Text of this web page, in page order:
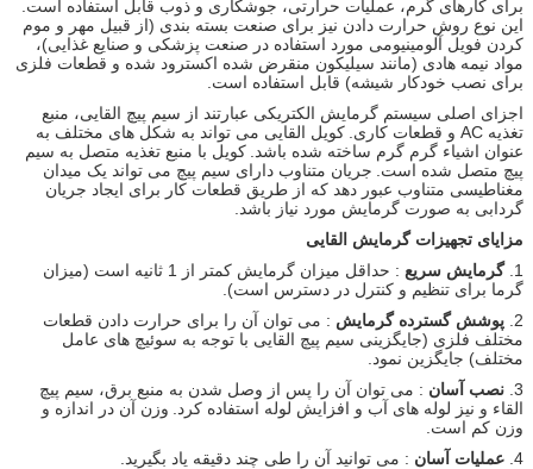
برای کارهای گرم، عملیات حرارتی، جوشکاری و ذوب قابل استفاده است.
این نوع روش حرارت دادن نیز برای صنعت بسته بندی (از قبیل مهر و موم
کردن فویل آلومینیومی مورد استفاده در صنعت پزشکی و صنایع غذایی)،
مواد نیمه هادی (مانند سیلیکون منقرض شده اکسترود شده و قطعات فلزی
برای نصب خودکار شیشه) قابل استفاده است.
اجزای اصلی سیستم گرمایش الکتریکی عبارتند از سیم پیچ القایی، منبع
تغذیه AC و قطعات کاری.
کویل القایی می تواند به شکل های مختلف به
عنوان اشیاء گرم گرم ساخته شده باشد. کویل با منبع تغذیه متصل به سیم
پیچ متصل شده است. جریان متناوب دارای سیم پیچ می تواند یک میدان
مغناطیسی متناوب عبور دهد که از طریق قطعات کار برای ایجاد جریان
گردابی به صورت گرمایش مورد نیاز باشد.
مزایای تجهیزات گرمایش القایی
1. گرمایش سریع
: حداقل میزان گرمایش کمتر از 1 ثانیه است (میزان
گرما برای تنظیم و کنترل در دسترس است).
2. پوشش گسترده گرمایش : می توان آن را برای حرارت دادن قطعات
مختلف فلزی (جایگزینی سیم پیچ القایی با توجه به سوئیچ های عامل
مختلف) جایگزین نمود.
3. نصب آسان : می توان آن را پس از وصل شدن به منبع برق، سیم پیچ
القاء و نیز لوله های آب و افزایش لوله استفاده کرد.
وزن آن در اندازه و
وزن کم است.
4. عملیات آسان : می توانید آن را طی چند دقیقه یاد بگیرید.